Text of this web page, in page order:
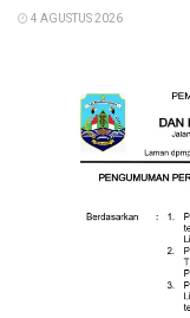
4 AGUSTUS 2026